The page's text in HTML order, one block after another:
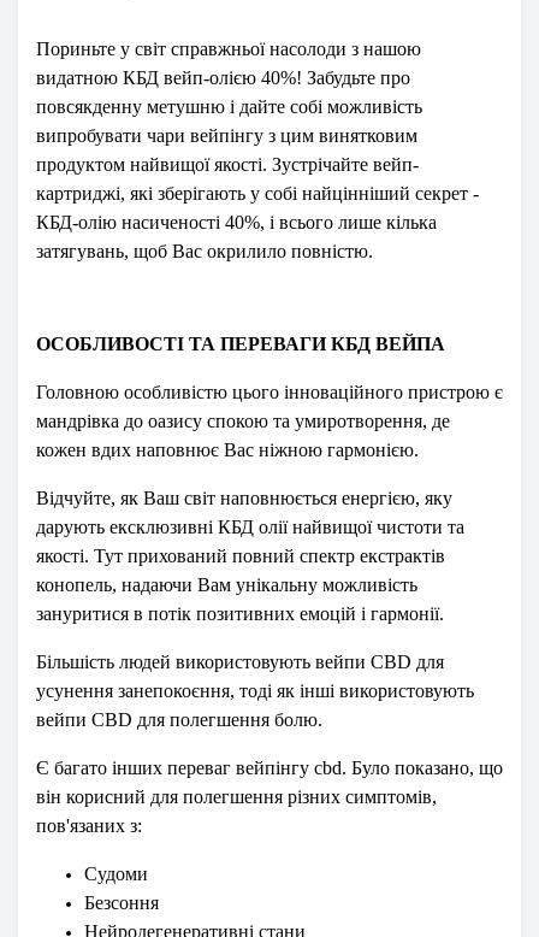
Пориньте у світ справжньої насолоди з нашою
видатною КБД вейп-олією 40%! Забудьте про
повсякденну метушню і дайте собі можливість
випробувати чари вейпінгу з цим винятковим
продуктом найвищої якості. Зустрічайте вейп-
картриджі, які зберігають у собі найцінніший секрет -
КБД-олію насиченості 40%, і всього лише кілька
затягувань, щоб Вас окрилило повністю.
ОСОБЛИВОСТІ ТА ПЕРЕВАГИ КБД ВЕЙПА
Головною особливістю цього інноваційного пристрою є
мандрівка до оазису спокою та умиротворення, де
кожен вдих наповнює Вас ніжною гармонією.
Відчуйте, як Ваш світ наповнюється енергією, яку
дарують ексклюзивні КБД олії найвищої чистоти та
якості. Тут прихований повний спектр екстрактів
конопель, надаючи Вам унікальну можливість
зануритися в потік позитивних емоцій і гармонії.
Більшість людей використовують вейпи CBD для
усунення занепокоєння, тоді як інші використовують
вейпи CBD для полегшення болю.
Є багато інших переваг вейпінгу cbd. Було показано, що
він корисний для полегшення різних симптомів,
пов'язаних з:
Судоми
Безсоння
Нейродегенеративні стани